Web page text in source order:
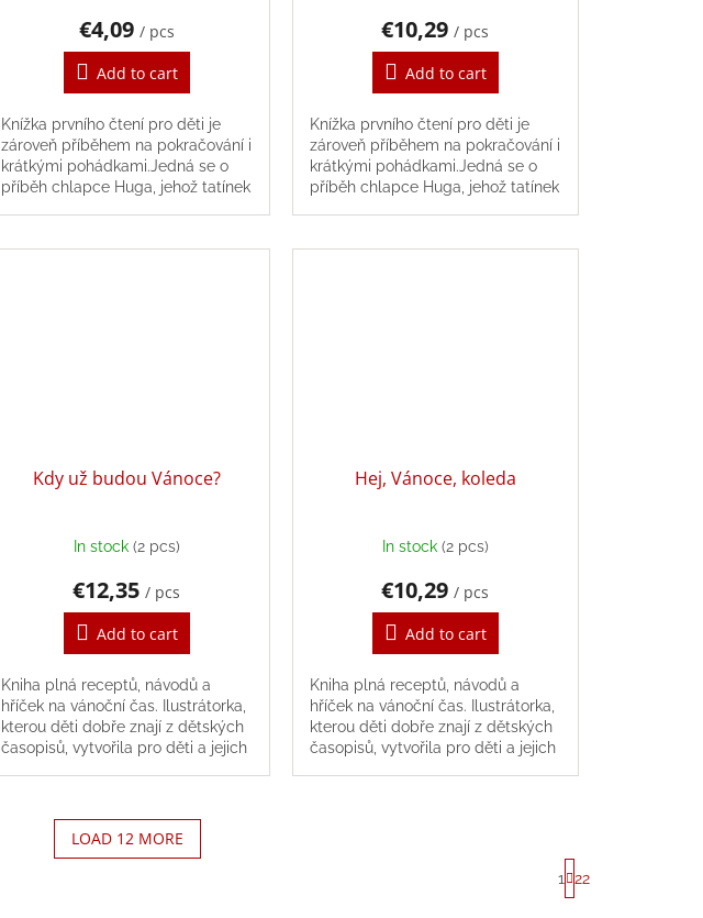
€4,09 / pcs
Add to cart
Knížka prvního čtení pro děti je
zároveň příběhem na pokračování i
krátkými pohádkami.Jedná se o
příběh chlapce Huga, jehož tatínek
€10,29/ pcs
Add to cart
Knížka prvního čtení pro děti je
zároveň příběhem na pokračování i
krátkými pohádkami.Jedná se o
příběh chlapce Huga, jehož tatínek
Kdy už budou Vánoce?
In stock (2 pcs)
€12,35/ pcs
Add to cart
Kniha plná receptů, návodů a
hříček na vánoční čas. Ilustrátorka,
kterou děti dobře znají z dětských
časopisů, vytvořila pro děti a jejich
Hej, Vánoce, koleda
In stock (2 pcs)
€10,29/ pcs
Add to cart
Kniha plná receptů, návodů a
hříček na vánoční čas. Ilustrátorka,
kterou děti dobře znají z dětských
časopisů, vytvořila pro děti a jejich
L
LOAD 12 MORE
a
1 22